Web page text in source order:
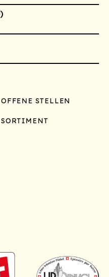
OFFENE STELLEN
SORTIMENT